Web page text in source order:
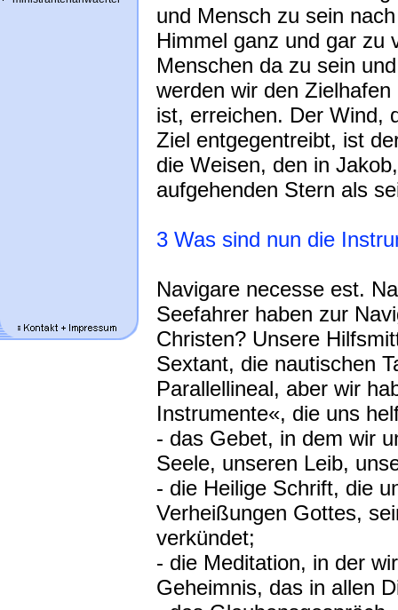
und Mensch zu sein
Himmel ganz und gar zu
Menschen da zu sein
werden wir den
ist, erreichen. Der Wind,
Ziel entgegentreibt, ist
die Weisen, den in
aufgehenden Stern als
3 Was sind nun die
Navigare necesse est.
Seefahrer haben zur
Christen? Unsere
Sextant, die nautischen
Parallellineal, aber wir
Instrumente«, die uns
- das Gebet, in dem wir
Seele, unseren Leib,
- die Heilige Schrift, die
Verheißungen Gottes,
verkündet;
- die Meditation, in der
Geheimnis, das in allen